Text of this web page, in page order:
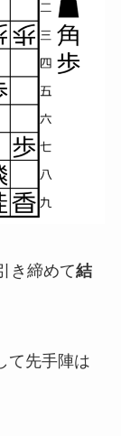
き締めて結
て先手陣は